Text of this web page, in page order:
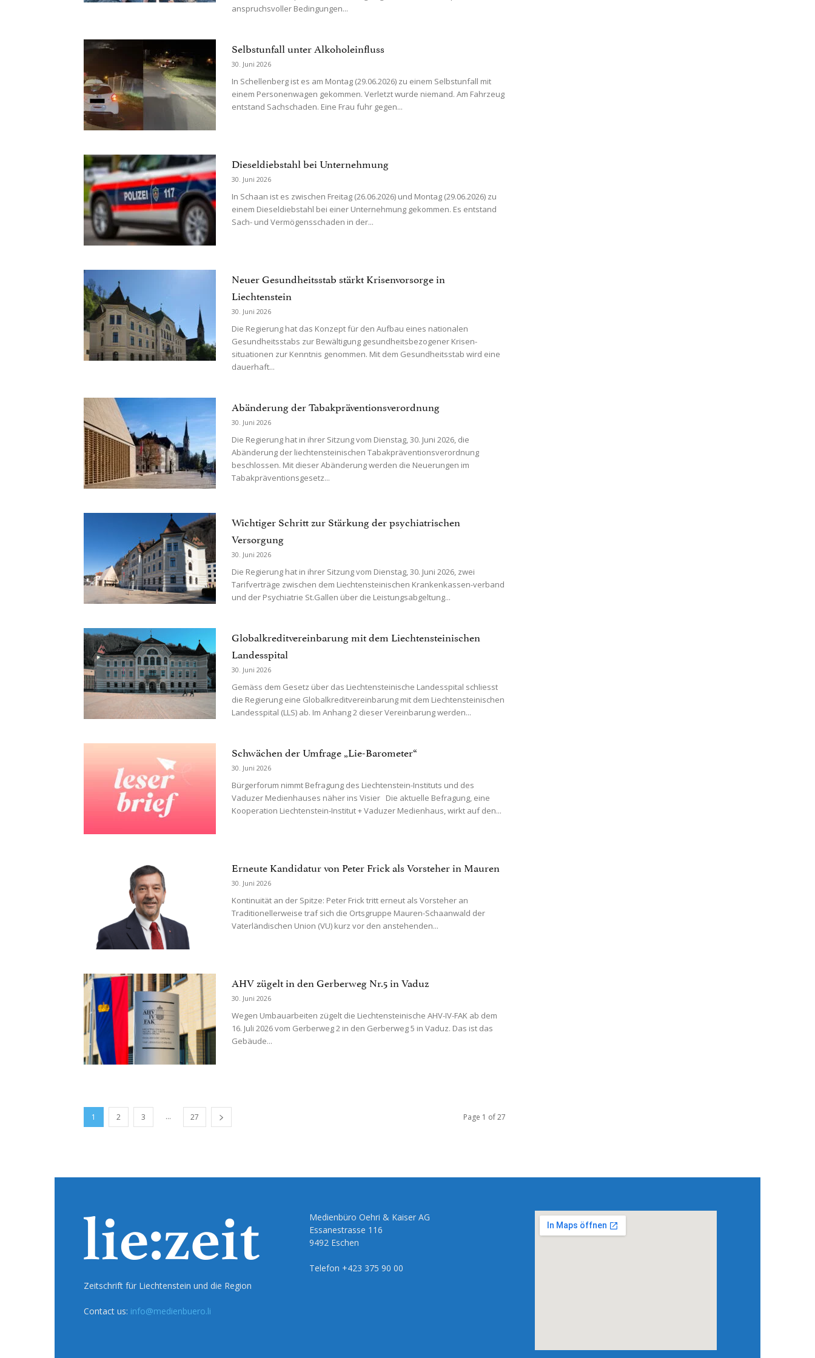
anspruchsvoller Bedingungen...
Selbstunfall unter Alkoholeinfluss
30. Juni 2026
In Schellenberg ist es am Montag (29.06.2026) zu einem Selbstunfall mit
einem Personenwagen gekommen. Verletzt wurde niemand. Am Fahrzeug
entstand Sachschaden. Eine Frau fuhr gegen...
Dieseldiebstahl bei Unternehmung
30. Juni 2026
In Schaan ist es zwischen Freitag (26.06.2026) und Montag (29.06.2026) zu
einem Dieseldiebstahl bei einer Unternehmung gekommen. Es entstand
Sach- und Vermögensschaden in der...
Neuer Gesundheitsstab stärkt Krisenvorsorge in
Liechtenstein
30. Juni 2026
Die Regierung hat das Konzept für den Aufbau eines nationalen
Gesundheitsstabs zur Bewältigung gesundheitsbezogener Krisen-
situationen zur Kenntnis genommen. Mit dem Gesundheitsstab wird eine
dauerhaft...
Abänderung der Tabakpräventionsverordnung
30. Juni 2026
Die Regierung hat in ihrer Sitzung vom Dienstag, 30. Juni 2026, die
Abänderung der liechtensteinischen Tabakpräventionsverordnung
beschlossen. Mit dieser Abänderung werden die Neuerungen im
Tabakpräventionsgesetz...
Wichtiger Schritt zur Stärkung der psychiatrischen
Versorgung
30. Juni 2026
Die Regierung hat in ihrer Sitzung vom Dienstag, 30. Juni 2026, zwei
Tarifverträge zwischen dem Liechtensteinischen Krankenkassen-verband
und der Psychiatrie St.Gallen über die Leistungsabgeltung...
Globalkreditvereinbarung mit dem Liechtensteinischen
Landesspital
30. Juni 2026
Gemäss dem Gesetz über das Liechtensteinische Landesspital schliesst
die Regierung eine Globalkreditvereinbarung mit dem Liechtensteinischen
Landesspital (LLS) ab. Im Anhang 2 dieser Vereinbarung werden...
Schwächen der Umfrage „Lie-Barometer“
30. Juni 2026
Bürgerforum nimmt Befragung des Liechtenstein-Instituts und des
Vaduzer Medienhauses näher ins Visier Die aktuelle Befragung, eine
Kooperation Liechtenstein-Institut + Vaduzer Medienhaus, wirkt auf den...
Erneute Kandidatur von Peter Frick als Vorsteher in Mauren
30. Juni 2026
Kontinuität an der Spitze: Peter Frick tritt erneut als Vorsteher an
Traditionellerweise traf sich die Ortsgruppe Mauren-Schaanwald der
Vaterländischen Union (VU) kurz vor den anstehenden...
AHV zügelt in den Gerberweg Nr.5 in Vaduz
30. Juni 2026
Wegen Umbauarbeiten zügelt die Liechtensteinische AHV-IV-FAK ab dem
16. Juli 2026 vom Gerberweg 2 in den Gerberweg 5 in Vaduz. Das ist das
Gebäude...
1 2 3 ... 27 Page 1 of 27
Zeitschrift für Liechtenstein und die Region
Contact us: info@medienbuero.li
Medienbüro Oehri & Kaiser AG
Essanestrasse 116
9492 Eschen
Telefon +423 375 90 00